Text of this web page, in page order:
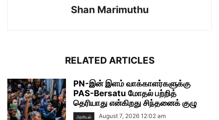
Shan Marimuthu
RELATED ARTICLES
PN-இன் இளம் வாக்காளர்களுக்கு
PAS-Bersatu மோதல் பற்றித்
தெரியாது என்கிறது சிந்தனைக் குழு
அரசியல் August 7, 2026 12:02 am